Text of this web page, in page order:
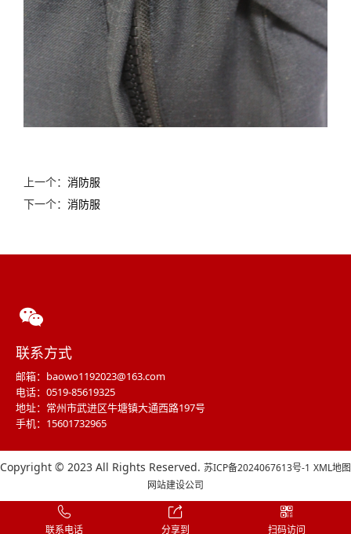
上一个： 消防服
下一个： 消防服
联系方式
邮箱：baowo1192023@163.com
电话：0519-85619325
地址：常州市武进区牛塘镇大通西路197号
手机：15601732965
Copyright © 2023 All Rights Reserved. 苏ICP备2024067613号-1 XML地图
网站建设公司
联系电话 分享到 扫码访问